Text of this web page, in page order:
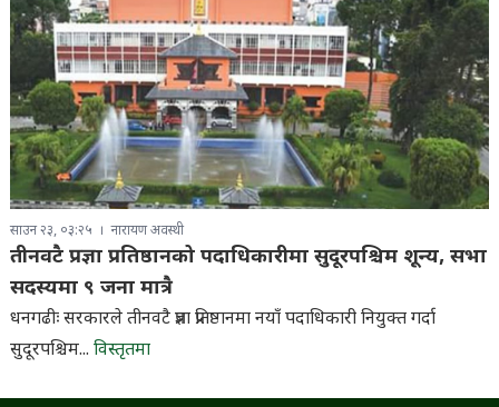
साउन २३, ०३:२५ नारायण अवस्थी
तीनवटै प्रज्ञा प्रतिष्ठानको पदाधिकारीमा सुदूरपश्चिम शून्य, सभा
सदस्यमा ९ जना मात्रै
धनगढीः सरकारले तीनवटै प्रज्ञा प्रतिष्ठानमा नयाँ पदाधिकारी नियुक्त गर्दा
सुदूरपश्चिम... विस्तृतमा